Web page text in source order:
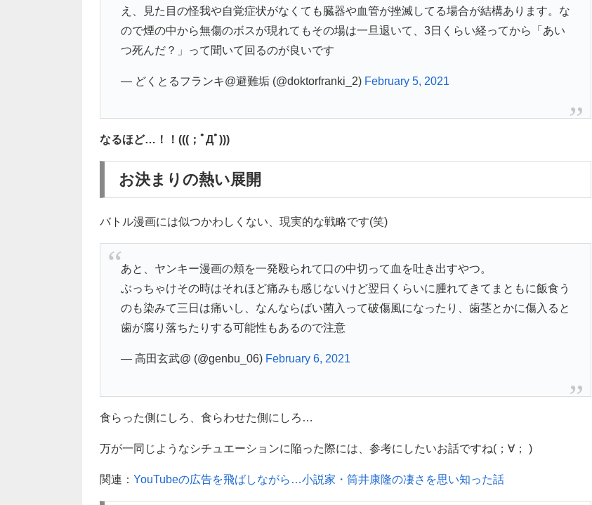
え、見た目の怪我や自覚症状がなくても臓器や血管が挫滅してる場合が結構あります。な
ので煙の中から無傷のボスが現れてもその場は一旦退いて、3日くらい経ってから「あい
つ死んだ？」って聞いて回るのが良いです
— どくとるフランキ@避難垢 (@doktorfranki_2) February 5, 2021
なるほど…！！(((；ﾟДﾟ)))
お決まりの熱い展開
バトル漫画には似つかわしくない、現実的な戦略です(笑)
あと、ヤンキー漫画の頬を一発殴られて口の中切って血を吐き出すやつ。
ぶっちゃけその時はそれほど痛みも感じないけど翌日くらいに腫れてきてまともに飯食う
のも染みて三日は痛いし、なんならばい菌入って破傷風になったり、歯茎とかに傷入ると
歯が腐り落ちたりする可能性もあるので注意
— 高田玄武@ (@genbu_06) February 6, 2021
食らった側にしろ、食らわせた側にしろ…
万が一同じようなシチュエーションに陥った際には、参考にしたいお話ですね(；∀； )
関連： YouTubeの広告を飛ばしながら…小説家・筒井康隆の凄さを思い知った話